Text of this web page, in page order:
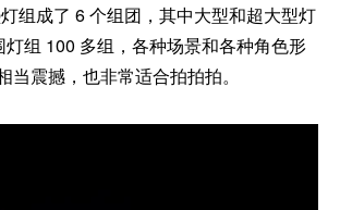
组成了 6 个组团，其中大型和超大型灯
组 100 多组，各种场景和各种角色形
当震撼，也非常适合拍拍拍。